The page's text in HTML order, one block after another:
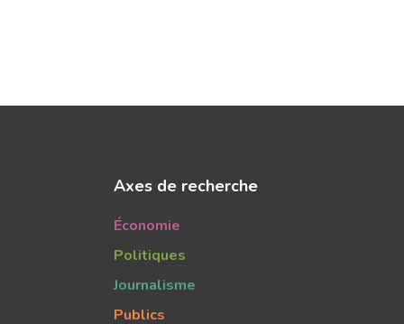
Axes de recherche
Économie
Politiques
Journalisme
Publics